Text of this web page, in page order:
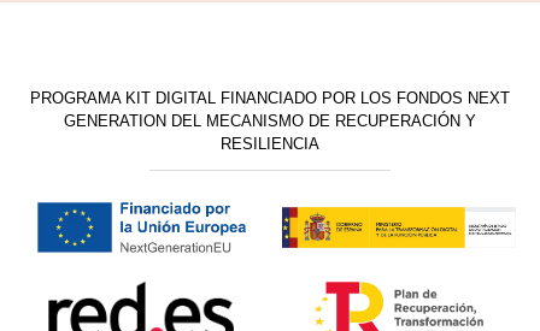
PROGRAMA KIT DIGITAL FINANCIADO POR LOS FONDOS NEXT
GENERATION DEL MECANISMO DE RECUPERACIÓN Y
RESILIENCIA